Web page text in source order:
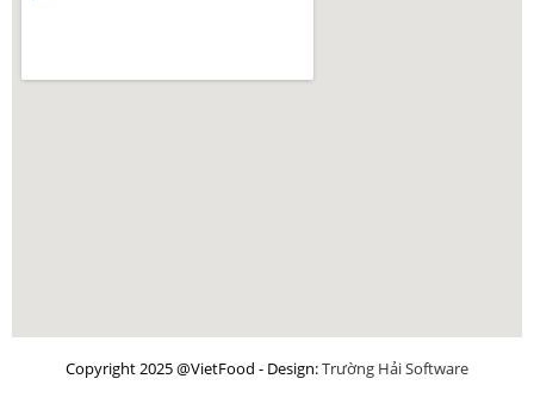
Copyright 2025 @VietFood - Design:Trường Hải Software